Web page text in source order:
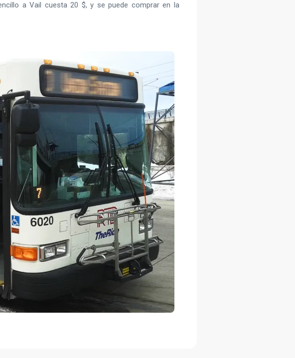
a Vail cuesta 20 $, y se puede comprar en la